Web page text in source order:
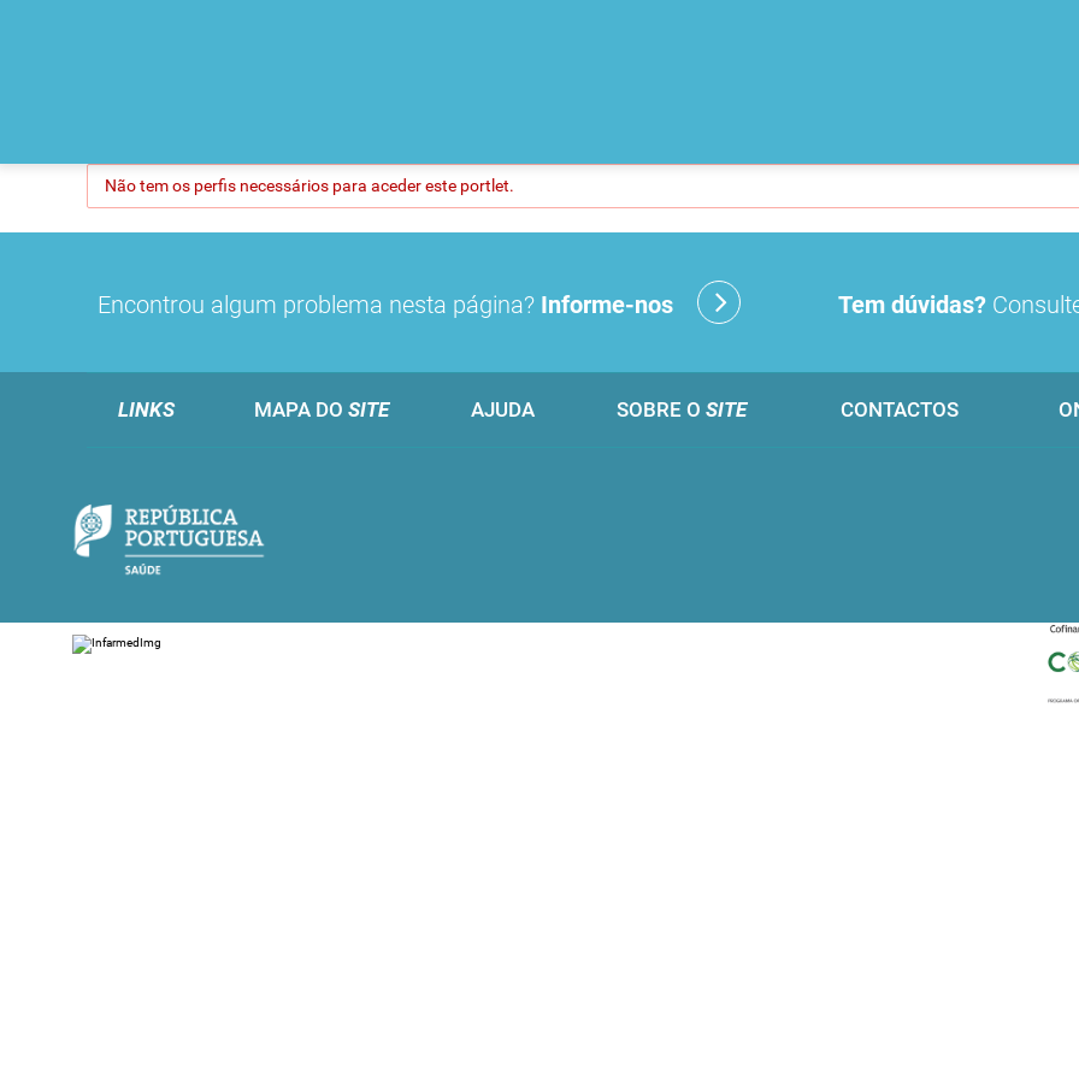
Não tem os perfis necessários para aceder este portlet.
Encontrou algum problema nesta página? Informe-nos Tem dúvidas?
LINKS MAPA DO SITE AJUDA SOBRE O SITE CONTACTOS